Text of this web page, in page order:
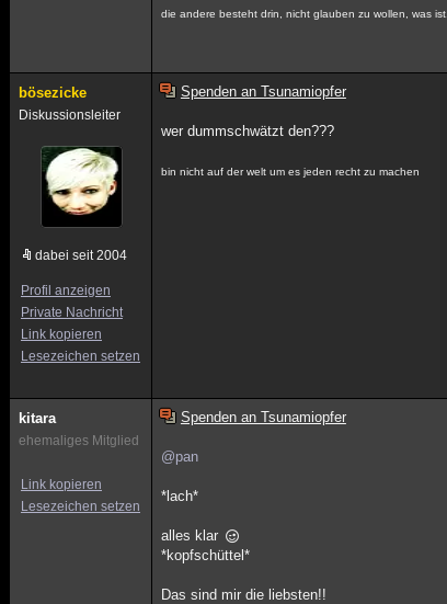
die andere besteht drin, nicht glauben zu wollen, was ist.
bösezicke
Diskussionsleiter
dabei seit 2004
Profil anzeigen
Private Nachricht
Link kopieren
Lesezeichen setzen
Spenden an Tsunamiopfer
wer dummschwätzt den???
bin nicht auf der welt um es jeden recht zu machen
kitara
ehemaliges Mitglied
Link kopieren
Lesezeichen setzen
Spenden an Tsunamiopfer
@pan
*lach*
alles klar
*kopfschüttel*
Das sind mir die liebsten!!